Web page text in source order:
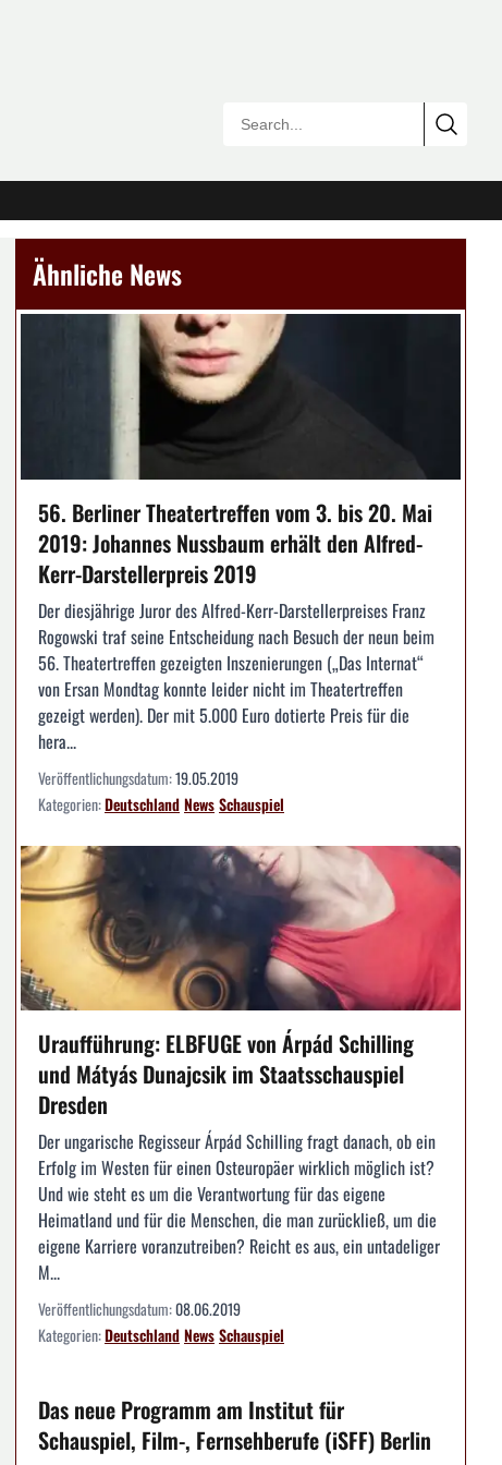
Ähnliche News
56. Berliner Theatertreffen vom 3. bis 20. Mai
2019: Johannes Nussbaum erhält den Alfred-
Kerr-Darstellerpreis 2019
Der diesjährige Juror des Alfred-Kerr-Darstellerpreises Franz
Rogowski traf seine Entscheidung nach Besuch der neun beim
56. Theatertreffen gezeigten Inszenierungen („Das Internat“
von Ersan Mondtag konnte leider nicht im Theatertreffen
gezeigt werden). Der mit 5.000 Euro dotierte Preis für die
hera...
Veröffentlichungsdatum:19.05.2019
Kategorien:DeutschlandNewsSchauspiel
Uraufführung: ELBFUGE von Árpád Schilling
und Mátyás Dunajcsik im Staatsschauspiel
Dresden
Der ungarische Regisseur Árpád Schilling fragt danach, ob ein
Erfolg im Westen für einen Osteuropäer wirklich möglich ist?
Und wie steht es um die Verantwortung für das eigene
Heimatland und für die Menschen, die man zurückließ, um die
eigene Karriere voranzutreiben? Reicht es aus, ein untadeliger
M...
Veröffentlichungsdatum:08.06.2019
Kategorien:DeutschlandNewsSchauspiel
Das neue Programm am Institut für
Schauspiel, Film-, Fernsehberufe (iSFF) Berlin